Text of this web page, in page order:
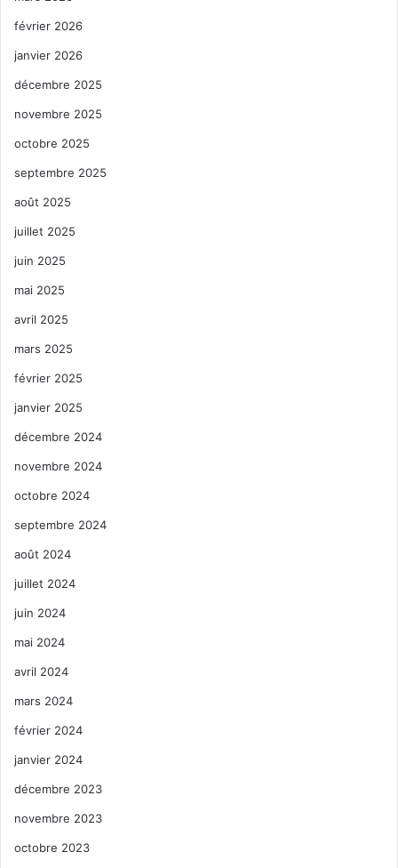
février 2026
janvier 2026
décembre 2025
novembre 2025
octobre 2025
septembre 2025
août 2025
juillet 2025
juin 2025
mai 2025
avril 2025
mars 2025
février 2025
janvier 2025
décembre 2024
novembre 2024
octobre 2024
septembre 2024
août 2024
juillet 2024
juin 2024
mai 2024
avril 2024
mars 2024
février 2024
janvier 2024
décembre 2023
novembre 2023
octobre 2023